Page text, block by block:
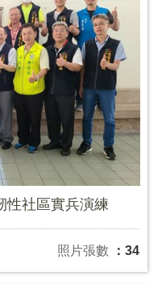
性社區實兵演練
照片張數 ：34